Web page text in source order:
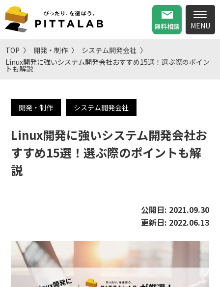
無料相談
TOP 開発・制作
システム開発会社
Linux開発に強いシステム開発会社おすすめ15選！選ぶ際のポイン
トも解説
開発・制作 システム開発会社
Linux開発に強いシステム開発会社お
すすめ15選！選ぶ際のポイントも解
説
公開日: 2021.09.30
更新日: 2022.06.13